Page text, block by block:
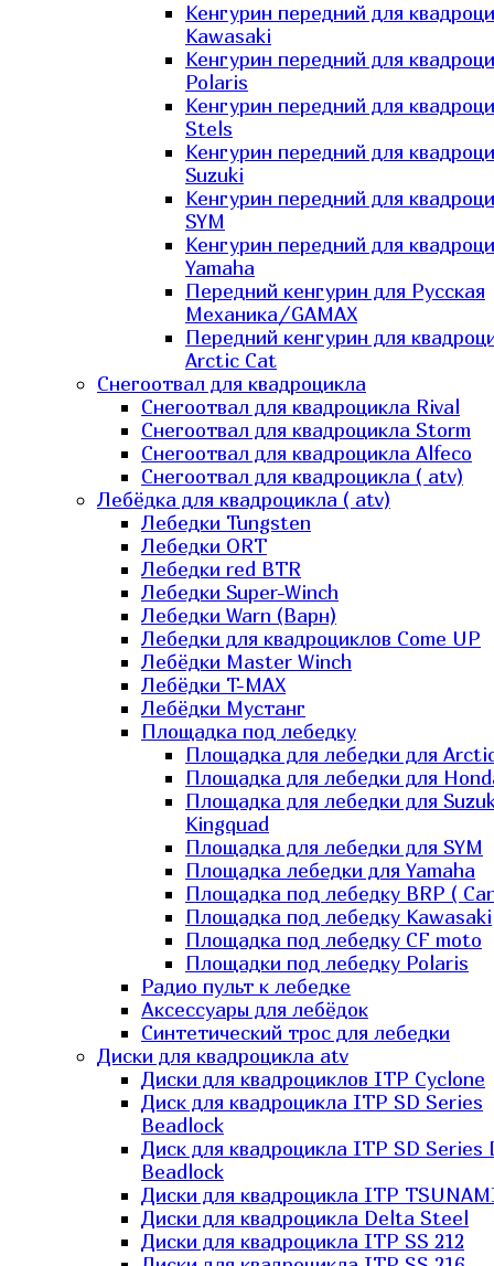
Кенгурин передний для
Kawasaki
Кенгурин передний для
Polaris
Кенгурин передний для
Stels
Кенгурин передний для
Suzuki
Кенгурин передний для
SYM
Кенгурин передний для
Yamaha
Передний кенгурин для Русская
Механика/GAMAX
Передний кенгурин для
Arctic Cat
Снегоотвал для квадроцикла
Снегоотвал для квадроцикла Rival
Снегоотвал для квадроцикла Storm
Снегоотвал для квадроцикла Alfeco
Снегоотвал для квадроцикла ( atv)
Лебёдка для квадроцикла ( atv)
Лебедки Tungsten
Лебедки ORT
Лебедки red BTR
Лебедки Super-Winch
Лебедки Warn (Варн)
Лебедки для квадроциклов Come UP
Лебёдки Master Winch
Лебёдки T-MAX
Лебёдки Мустанг
Площадка под лебедку
Площадка для лебедки для
Площадка для лебедки для
Площадка для лебедки для
Kingquad
Площадка для лебедки для SYM
Площадка лебедки для Yamaha
Площадка под лебедку BRP (
Площадка под лебедку Kawasaki
Площадка под лебедку СF moto
Площадки под лебедку Polaris
Радио пульт к лебедке
Аксессуары для лебёдок
Синтетический трос для лебедки
Диски для квадроцикла atv
Диски для квадроциклов ITP Cyclone
Диск для квадроцикла ITP SD Series
Beadlock
Диск для квадроцикла ITP SD Series
Beadlock
Диски для квадроцикла ITP
Диски для квадроцикла Delta Steel
Диски для квадроцикла ITP SS 212